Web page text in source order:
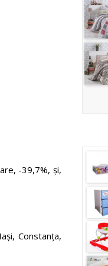
-39,7%, și,
Constanța,